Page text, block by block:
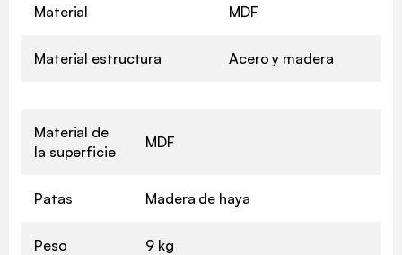
Material MDF
Material estructura Acero y madera
Material de
la superficie
MDF
Patas Madera de haya
Peso 9 kg